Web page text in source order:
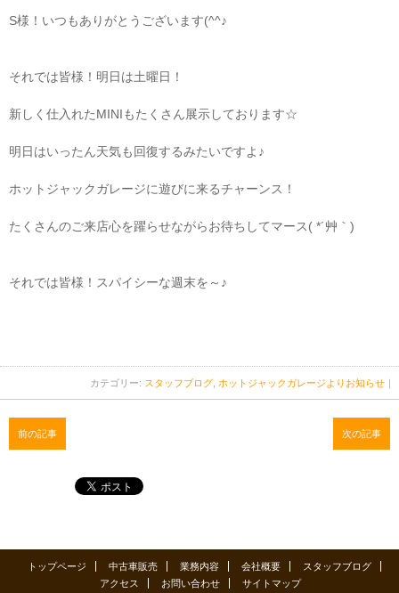
S様！いつもありがとうございます(^^♪
それでは皆様！明日は土曜日！
新しく仕入れたMINIもたくさん展示しております☆
明日はいったん天気も回復するみたいですよ♪
ホットジャックガレージに遊びに来るチャーンス！
たくさんのご来店心を躍らせながらお待ちしてマース( *´艸｀)
それでは皆様！スパイシーな週末を～♪
カテゴリー: スタッフブログ ホットジャックガレージよりお知らせ ｜
前の記事 次の記事
トップページ 中古車販売 業務内容 会社概要
スタッフブログ
アクセス
お問い合わせ サイトマップ